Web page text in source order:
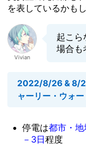
を表しているかも
Vivian
起こら
場合も
2022/8/26 & 8/
ャーリー・ウォー
停電は都市・
－3日程度